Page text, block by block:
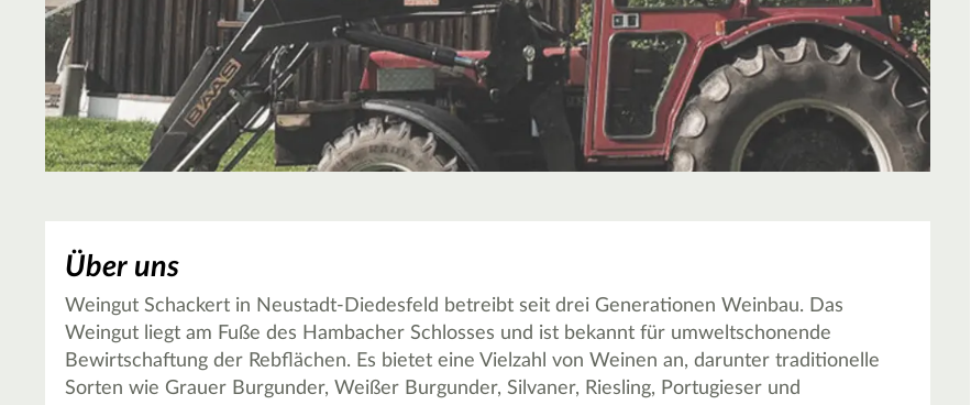
Über uns
Weingut Schackert in Neustadt-Diedesfeld betreibt seit drei Generationen Weinbau. Das
Weingut liegt am Fuße des Hambacher Schlosses und ist bekannt für umweltschonende
Bewirtschaftung der Rebflächen. Es bietet eine Vielzahl von Weinen an, darunter traditionelle
Sorten wie Grauer Burgunder, Weißer Burgunder, Silvaner, Riesling, Portugieser und